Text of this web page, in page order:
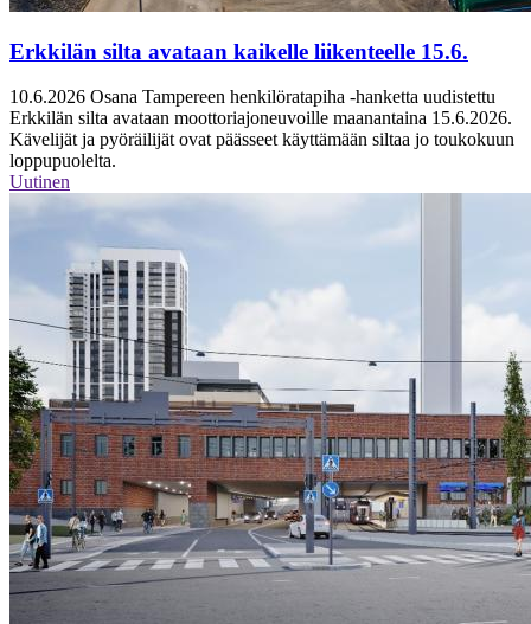
Erkkilän silta avataan kaikelle liikenteelle 15.6.
10.6.2026 Osana Tampereen henkilöratapiha -hanketta uudistettu
Erkkilän silta avataan moottoriajoneuvoille maanantaina 15.6.2026.
Kävelijät ja pyöräilijät ovat päässeet käyttämään siltaa jo toukokuun
loppupuolelta.
Uutinen